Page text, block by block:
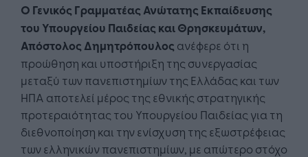
Ο Γενικός Γραμματέας Ανώτατης Εκπαίδευσης
του Υπουργείου Παιδείας και Θρησκευμάτων,
Απόστολος Δημητρόπουλος ανέφερε ότι η
προώθηση και υποστήριξη της συνεργασίας
μεταξύ των πανεπιστημίων της Ελλάδας και των
ΗΠΑ αποτελεί μέρος της εθνικής στρατηγικής
προτεραιότητας του Υπουργείου Παιδείας για τη
διεθνοποίηση και την ενίσχυση της εξωστρέφειας
των ελληνικών πανεπιστημίων, με απώτερο στόχο